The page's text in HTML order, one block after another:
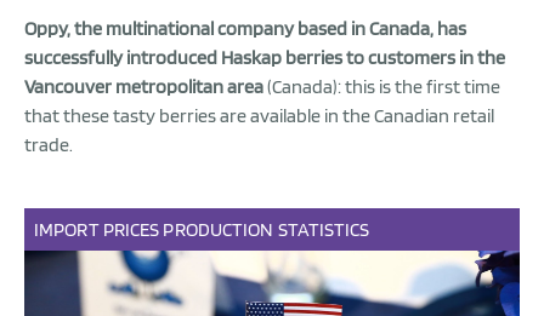
Oppy, the multinational company based in Canada, has
successfully introduced Haskap berries to customers in the
Vancouver metropolitan area(Canada): this is the first time
that these tasty berries are available in the Canadian retail
trade.
IMPORT PRICES PRODUCTION STATISTICS